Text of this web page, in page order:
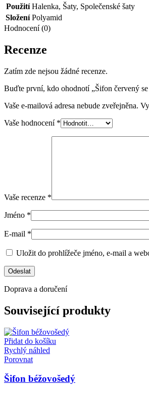
Použití Halenka, Šaty, Společenské šaty
Složení Polyamid
Hodnocení (0)
Recenze
Zatím zde nejsou žádné recenze.
Buďte první, kdo ohodnotí „Šifon červený
Vaše e-mailová adresa nebude zveřejněna.
Vaše hodnocení *
Vaše recenze *
Jméno *
E-mail *
Uložit do prohlížeče jméno, e-mail a
Doprava a doručení
Související produkty
Přidat do košíku
Rychlý náhled
Porovnat
Šifon béžovošedý